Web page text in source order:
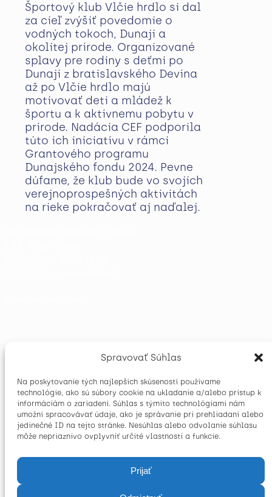
Spravovať Súhlas
Na poskytovanie tých najlepších skúseností používame
technológie, ako sú súbory cookie na ukladanie a/alebo prístup k
informáciám o zariadení. Súhlas s týmito technológiami nám
umožní spracovávať údaje, ako je správanie pri prehliadaní alebo
jedinečné ID na tejto stránke. Nesúhlas alebo odvolanie súhlasu
môže nepriaznivo ovplyvniť určité vlastnosti a funkcie.
Prijať
Športový klub Vlčie hrdlo si dal
za cieľ zvýšiť povedomie o
vodných tokoch, Dunaji a
okolitej prírode. Organizované
splavy pre rodiny s deťmi po
Dunaji z bratislavského Devína
až po Vlčie hrdlo majú
motivovať deti a mládež k
športu a k aktívnemu pobytu v
prírode. Nadácia CEF podporila
túto ich iniciatívu v rámci
Grantového programu
Dunajského fondu 2024. Pevne
dúfame, že klub bude vo svojich
verejnoprospešných aktivitách
na rieke pokračovať aj naďalej.
Adószám:2021664975
MV SR, Regisztrációs szám:203/Na-96/129
Személyes adatok védelme
Logók letöltése
Már 30 éve